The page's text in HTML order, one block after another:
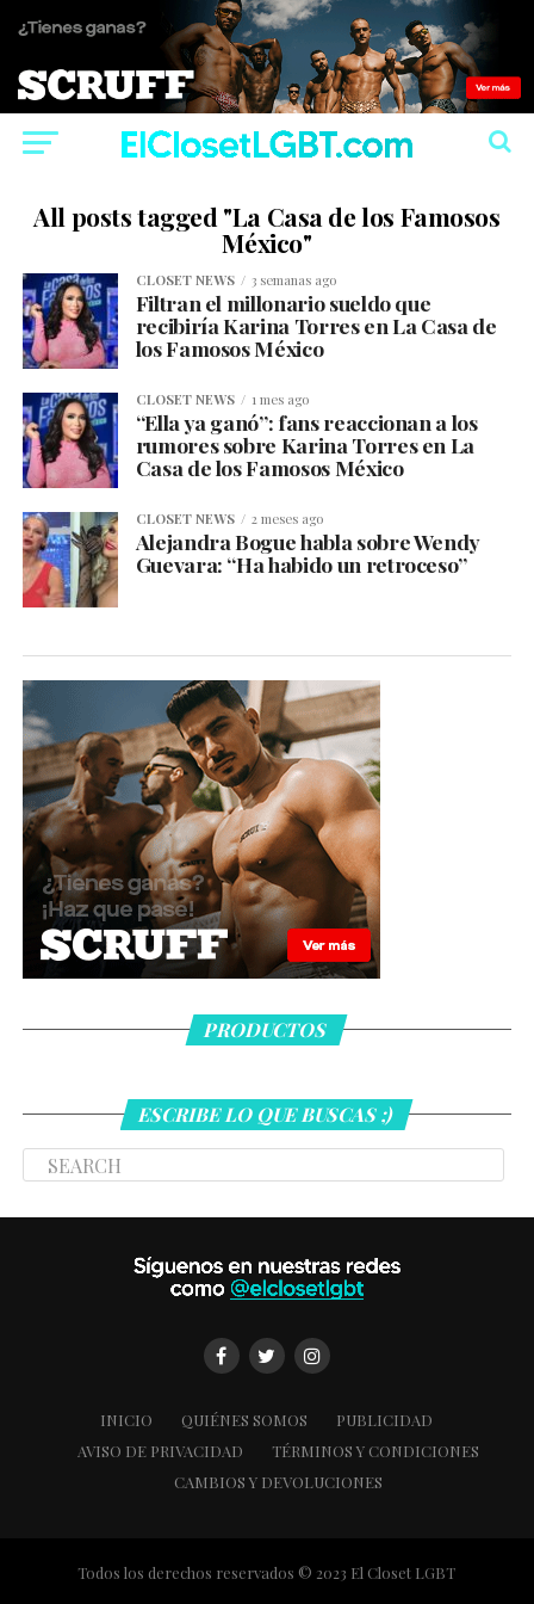
All posts tagged "La Casa de los Famosos
México"
CLOSET NEWS 3 semanas ago
Filtran el millonario sueldo que
recibiría Karina Torres en La Casa de
los Famosos México
CLOSET NEWS 1 mes ago
“Ella ya ganó”: fans reaccionan a los
rumores sobre Karina Torres en La
Casa de los Famosos México
CLOSET NEWS 2 meses ago
Alejandra Bogue habla sobre Wendy
Guevara: “Ha habido un retroceso”
PRODUCTOS
ESCRIBE LO QUE BUSCAS ;)
INICIO QUIÉNES SOMOS
PUBLICIDAD
AVISO DE PRIVACIDAD
TÉRMINOS Y CONDICIONES
CAMBIOS Y DEVOLUCIONES
Todos los derechos reservados © 2023 El Closet LGBT